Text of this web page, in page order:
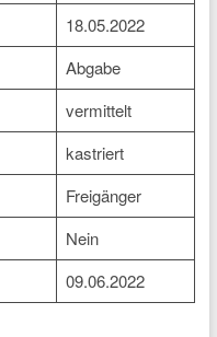
18.05.2022
Abgabe
vermittelt
kastriert
Freigänger
Nein
09.06.2022